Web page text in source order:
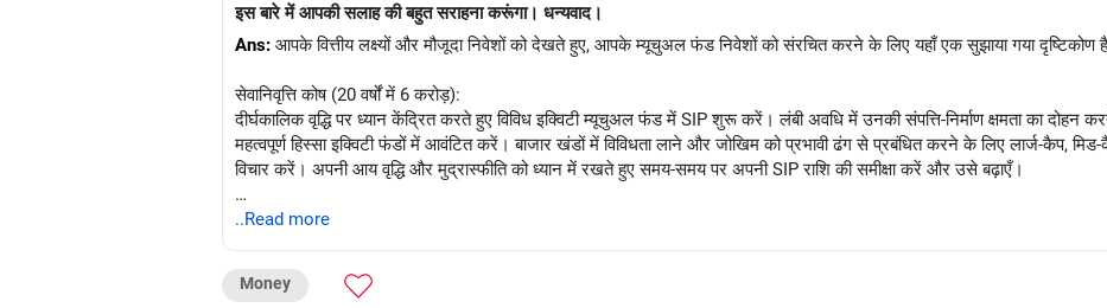
इस बारे में आपकी सलाह की बहुत सराहना करूंगा। धन्यवाद।
Ans: आपके वित्तीय लक्ष्यों और मौजूदा निवेशों को देखते हुए, आपके म्यूचुअल फंड निवेशों को संरचित करने के लिए यहाँ एक सुझाया गया दृष्टिकोण
सेवानिवृत्ति कोष (20 वर्षों में 6 करोड़):
दीर्घकालिक वृद्धि पर ध्यान केंद्रित करते हुए विविध इक्विटी म्यूचुअल फंड में SIP शुरू करें। लंबी अवधि में उनकी संपत्ति-निर्माण क्षमता का
महत्वपूर्ण हिस्सा इक्विटी फंडों में आवंटित करें। बाजार खंडों में विविधता लाने और जोखिम को प्रभावी ढंग से प्रबंधित करने के लिए लार्ज-कैप,
विचार करें। अपनी आय वृद्धि और मुद्रास्फीति को ध्यान में रखते हुए समय-समय पर अपनी SIP राशि की समीक्षा करें और उसे बढ़ाएँ।
बेटे की उच्च शिक्षा (15 वर्षों में 1 करोड़):
को संतुलित करने के लिए इक्विटी और डेट फंड के मिश्रण के साथ एक संतुलित दृष्टिकोण पर विचार करें। बाजार की अस्थिरता से बचने और पूंजी
के करीब आने पर धीरे-धीरे डेट-उन्मुख फंडों की ओर बढ़ें। बेटे की शादी (20-25 साल में 50 लाख): शिक्षा लक्ष्य की तरह ही, अपने निवेश का एक
..Read more
Money